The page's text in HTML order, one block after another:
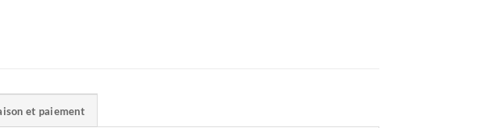
et paiement